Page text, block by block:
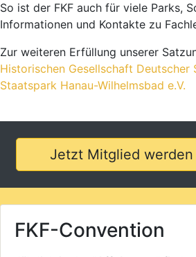
So ist der FKF auch für viele Parks,
Informationen und Kontakte zu
Zur weiteren Erfüllung unserer
Historischen Gesellschaft Deutscher
Staatspark Hanau-Wilhelmsbad e.V.
Jetzt Mitglied werden
FKF-Convention